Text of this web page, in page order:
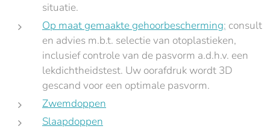
situatie.
Op maat gemaakte gehoorbescherming: consult
en advies m.b.t. selectie van otoplastieken,
inclusief controle van de pasvorm a.d.h.v. een
lekdichtheidstest. Uw oorafdruk wordt 3D
gescand voor een optimale pasvorm.
Zwemdoppen
Slaapdoppen